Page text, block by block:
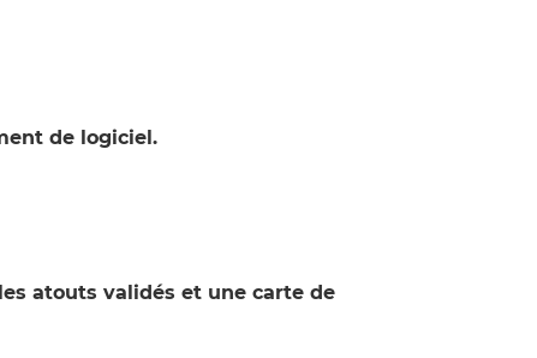
de logiciel.
atouts validés et une carte de